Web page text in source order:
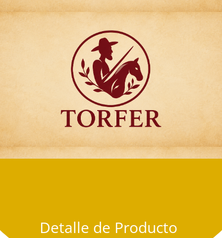
Articulos para
Regalo Torfer.
Detalle de Producto